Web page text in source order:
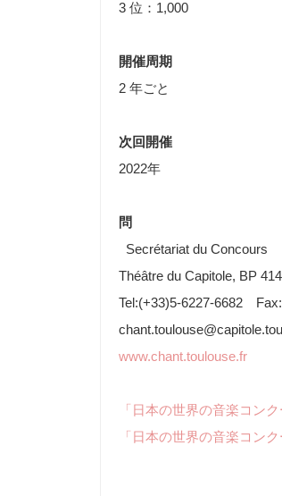
3 位：1,000
開催周期
2 年ごと
次回開催
2022年
問
Secrétariat du Concours
Théâtre du Capitole, BP
Tel:(+33)5-6227-6682
www.chant.toulouse.fr
「日本の世界の音楽コン
「日本の世界の音楽コン